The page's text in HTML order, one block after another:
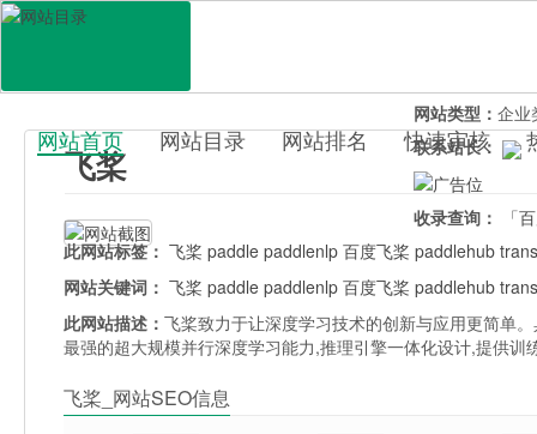
百科目录
网站首页 网站目录 网站排名 快速审核
飞桨
网站类型： 企业
联系站长：
收录查询：
「
此网站标签： 飞桨 paddle paddlenlp 百度飞桨 paddlehub
网站关键词： 飞桨 paddle paddlenlp 百度飞桨 paddlehub
此网站描述：飞桨致力于让深度学习技术的创新与应用更简单
最强的超大规模并行深度学习能力,推理引擎一体化设计,提供
飞桨_网站SEO信息